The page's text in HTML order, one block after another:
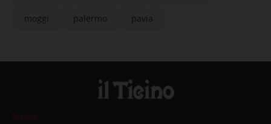
moggi palermo pavia
News